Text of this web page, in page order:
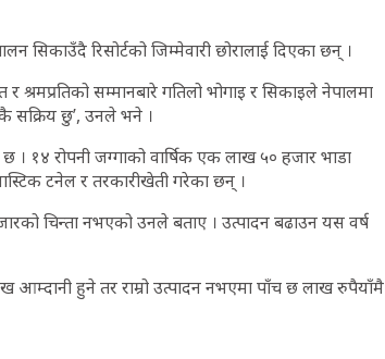
रिसोर्टको जिम्मेवारी छोरालाई दिएका छन् ।
श्रमप्रतिको सम्मानबारे गतिलो भोगाइ र सिकाइले नेपालमा
सक्रिय छु’, उनले भने ।
१४ रोपनी जग्गाको वार्षिक एक लाख ५० हजार भाडा
टनेल र तरकारीखेती गरेका छन् ।
चिन्ता नभएको उनले बताए । उत्पादन बढाउन यस वर्ष
आम्दानी हुने तर राम्रो उत्पादन नभएमा पाँच छ लाख रुपैयाँमै